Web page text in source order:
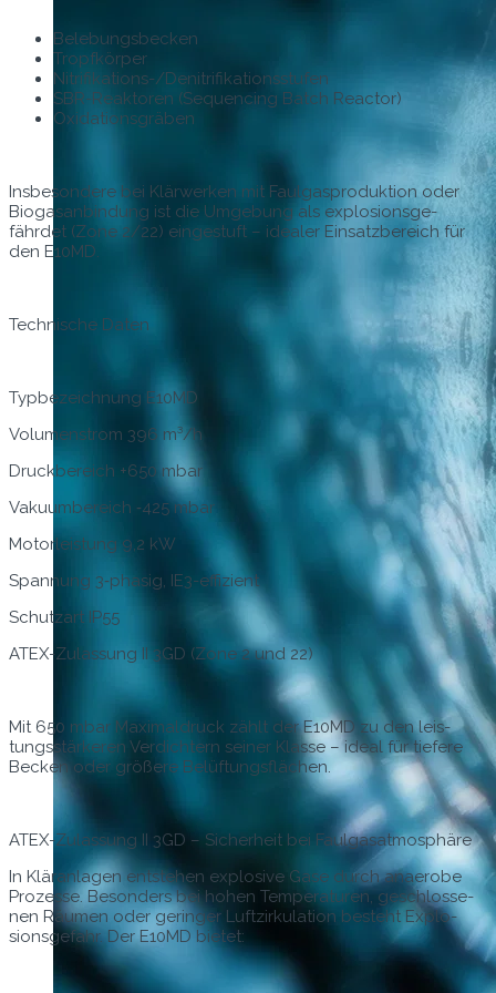
Bele­bungs­beck­en
Tropfkör­p­er
Nitri­fika­tions-/Den­i­tri­fika­tion­sstufen
SBR-Reak­toren (Sequenc­ing Batch Reactor)
Oxi­da­tion­s­gräben
Ins­beson­dere bei Klär­w­erken mit Faul­gaspro­duk­tion oder
Bio­gasan­bindung ist die Umge­bung als explo­sion­s­ge­
fährdet (Zone 2/22) eingestuft – ide­al­er Ein­satzbere­ich für
den E10MD.
Tech­nis­che Daten
Typ­beze­ich­nung E10MD
Vol­u­men­strom 396 m³/h
Druck­bere­ich +650 mbar
Vaku­um­bere­ich ‑425 mbar
Motor­leis­tung 9,2 kW
Span­nung 3‑phasig, IE3-effizient
Schutzart IP55
ATEX-Zulas­sung II 3GD (Zone 2 und 22)
Mit 650 mbar Max­imal­druck zählt der E10MD zu den leis­
tungsstärk­eren Verdichtern sein­er Klasse – ide­al für tief­ere
Beck­en oder größere Belüftungsflächen.
ATEX-Zulas­sung II 3GD – Sicher­heit bei Faulgasatmosphäre
In Kläran­la­gen entste­hen explo­sive Gase durch anaer­obe
Prozesse. Beson­ders bei hohen Tem­per­a­turen, geschlosse­
nen Räu­men oder geringer Luftzirku­la­tion beste­ht Explo­
sion­s­ge­fahr. Der E10MD bietet: